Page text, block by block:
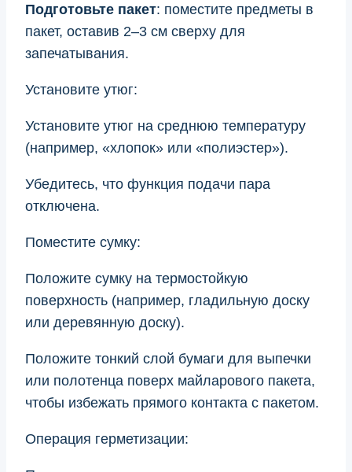
Подготовьте пакет: поместите предметы в
пакет, оставив 2–3 см сверху для
запечатывания.
Установите утюг:
Установите утюг на среднюю температуру
(например, «хлопок» или «полиэстер»).
Убедитесь, что функция подачи пара
отключена.
Поместите сумку:
Положите сумку на термостойкую
поверхность (например, гладильную доску
или деревянную доску).
Положите тонкий слой бумаги для выпечки
или полотенца поверх майларового пакета,
чтобы избежать прямого контакта с пакетом.
Операция герметизации: